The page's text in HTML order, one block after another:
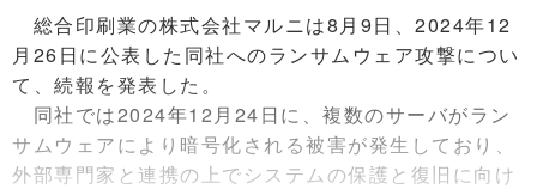
総合印刷業の株式会社マルニは8月9日、2024年12
月26日に公表した同社へのランサムウェア攻撃につい
て、続報を発表した。
同社では2024年12月24日に、複数のサーバがラン
サムウェアにより暗号化される被害が発生しており、
外部専門家と連携の上でシステムの保護と復旧に向け